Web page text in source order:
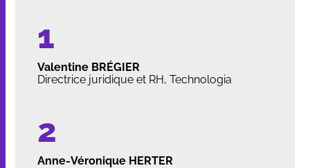
Valentine BRÉGIER
Directrice juridique et RH, Technologia
Anne-Véronique HERTER